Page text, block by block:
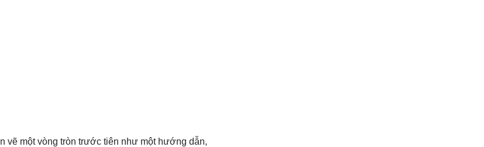
vẽ một vòng tròn trước tiên như một hướng dẫn,